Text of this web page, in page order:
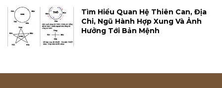
Tìm Hiểu Quan Hệ Thiên Can, Địa
Chi, Ngũ Hành Hợp Xung Và Ảnh
Hưởng Tới Bản Mệnh